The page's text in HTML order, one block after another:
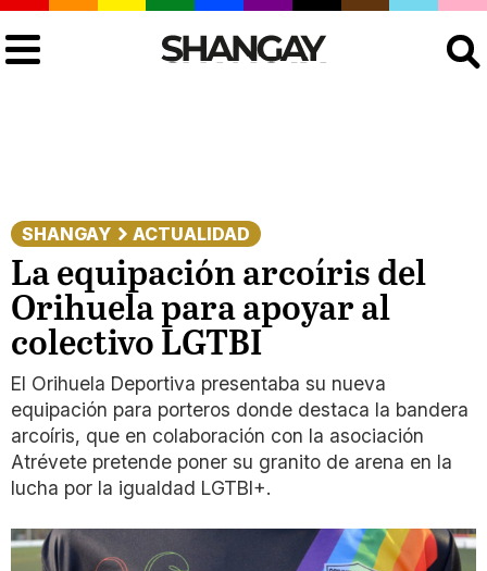
SHANGAY ACTUALIDAD
La equipación arcoíris del
Orihuela para apoyar al
colectivo LGTBI
El Orihuela Deportiva presentaba su nueva
equipación para porteros donde destaca la bandera
arcoíris, que en colaboración con la asociación
Atrévete pretende poner su granito de arena en la
lucha por la igualdad LGTBI+.